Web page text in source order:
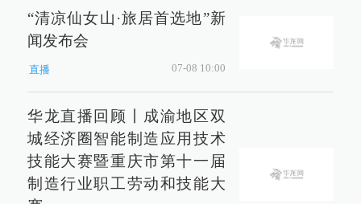
“清凉仙女山·旅居首选地”新
闻发布会
直播 07-08 10:00
华龙直播回顾丨成渝地区双
城经济圈智能制造应用技术
技能大赛暨重庆市第十一届
制造行业职工劳动和技能大